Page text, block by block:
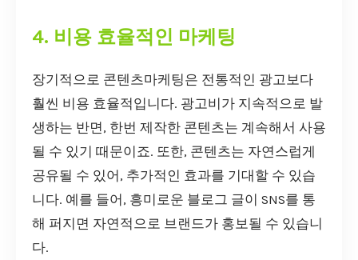
4. 비용 효율적인 마케팅
장기적으로 콘텐츠마케팅은 전통적인 광고보다
훨씬 비용 효율적입니다. 광고비가 지속적으로 발
생하는 반면, 한번 제작한 콘텐츠는 계속해서 사용
될 수 있기 때문이죠. 또한, 콘텐츠는 자연스럽게
공유될 수 있어, 추가적인 효과를 기대할 수 있습
니다. 예를 들어, 흥미로운 블로그 글이 SNS를 통
해 퍼지면 자연적으로 브랜드가 홍보될 수 있습니
다.